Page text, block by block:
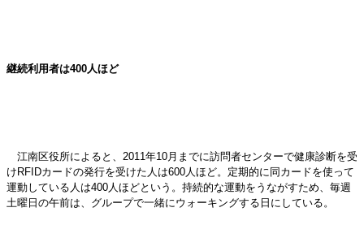
継続利用者は400人ほど
江南区役所によると、2011年10月までに訪問者センターで健康診断を受
けRFIDカードの発行を受けた人は600人ほど。定期的に同カードを使って
運動している人は400人ほどという。持続的な運動をうながすため、毎週
土曜日の午前は、グループで一緒にウォーキングする日にしている。